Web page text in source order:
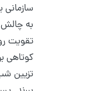
سازمانی
به چالش
تقویت
کوتاهی
تزیین